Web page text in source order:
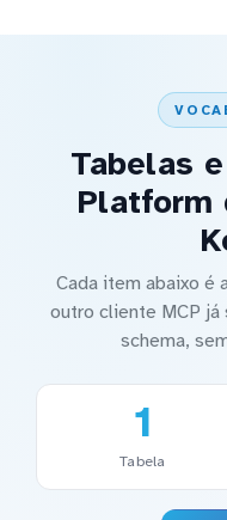
Tabelas
Platform
Cada item abaixo é
outro cliente MCP
schema,
1
Tabela